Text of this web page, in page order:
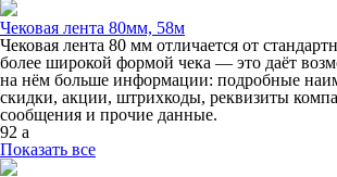
Чековая лента 80мм, 58м
Чековая лента 80 мм отличается от
более широкой формой чека — это даёт
на нём больше информации: подробные
скидки, акции, штрихкоды, реквизиты
сообщения и прочие данные.
92 a
Показать все